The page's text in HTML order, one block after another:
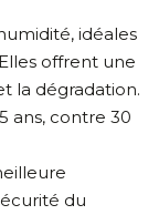
idéales
offrent une
la dégradation.
ans, contre 30
du